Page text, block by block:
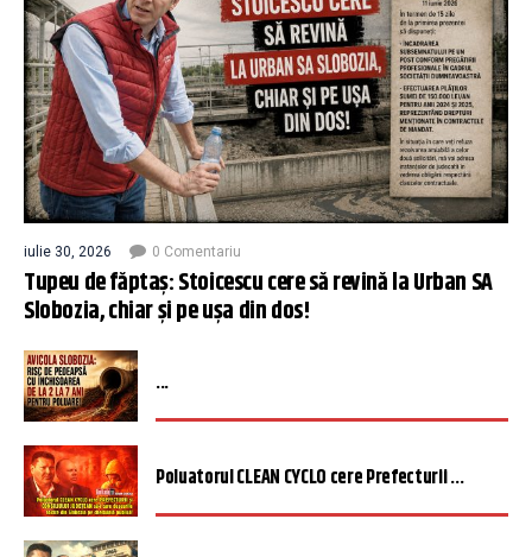
iulie 30, 2026 0 Comentariu
Tupeu de făptaș: Stoicescu cere să revină la Urban SA
Slobozia, chiar și pe ușa din dos!
...
Poluatorul CLEAN CYCLO cere Prefecturii ...